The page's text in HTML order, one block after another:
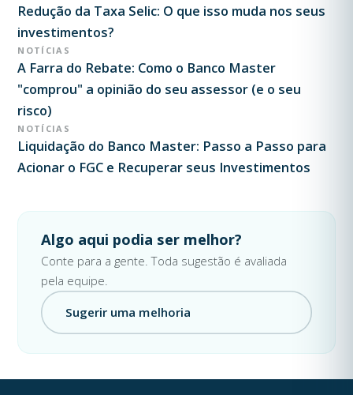
Redução da Taxa Selic: O que isso muda nos seus
investimentos?
NOTÍCIAS
A Farra do Rebate: Como o Banco Master
"comprou" a opinião do seu assessor (e o seu
risco)
NOTÍCIAS
Liquidação do Banco Master: Passo a Passo para
Acionar o FGC e Recuperar seus Investimentos
Algo aqui podia ser melhor?
Conte para a gente. Toda sugestão é avaliada
pela equipe.
Sugerir uma melhoria